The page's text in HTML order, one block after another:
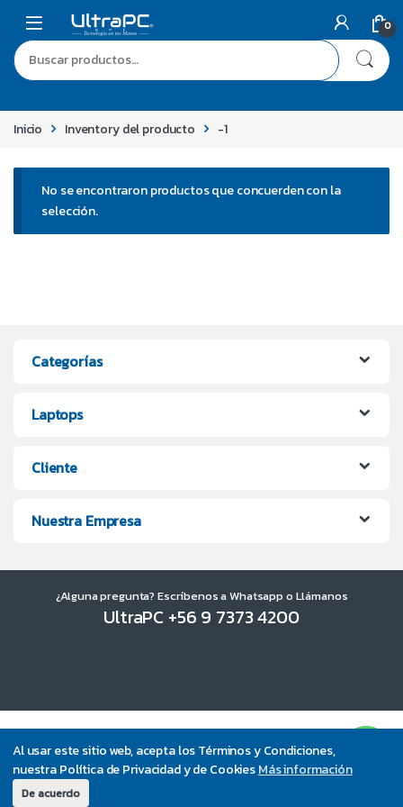
Al usar este sitio web, acepta los Términos y Condiciones,
nuestra Política de Privacidad y de CookiesMás información
De acuerdo
0
Inicio Inventory del producto -1
No se encontraron productos que concuerden con la
selección.
Categorías
Laptops
Cliente
Nuestra Empresa
¿Alguna pregunta? Escríbenos a Whatsapp o Llámanos
UltraPC +56 9 7373 4200